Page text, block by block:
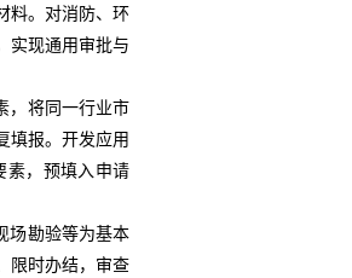
料。对消防、环
实现通用审批与
，将同一行业市
填报。开发应用
素，预填入申请
场勘验等为基本
限时办结，审查